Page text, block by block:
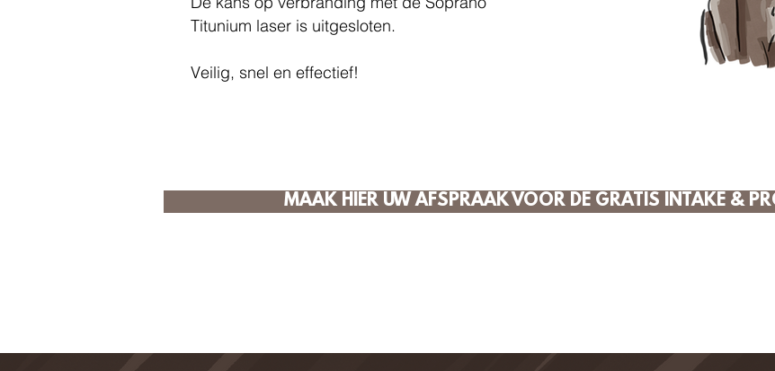
Titunium laser is uitgesloten.
Veilig, snel en effectief!
MAAK HIER UW AFSPRAAK VOOR DE GRATIS INTAKE &